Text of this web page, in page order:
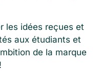
les idées reçues et
aux étudiants et
de la marque